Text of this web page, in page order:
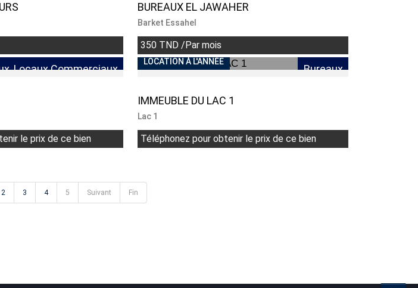
BUREAUX EL JAWAHER
Barket Essahel
350 TND /Par mois
Locaux Commerciaux
le prix de ce bien
LOCATION À L'ANNÉE
Bureaux
IMMEUBLE DU LAC 1
Lac 1
Téléphonez pour obtenir le prix de ce bien
2 3 4 5 Suivant Fin